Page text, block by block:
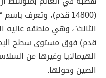
(14800 قدم)، وتعرف
قدم) فوق مستوى سطح البحر
الهيمالايا وغيرها من
الصين وحولها.